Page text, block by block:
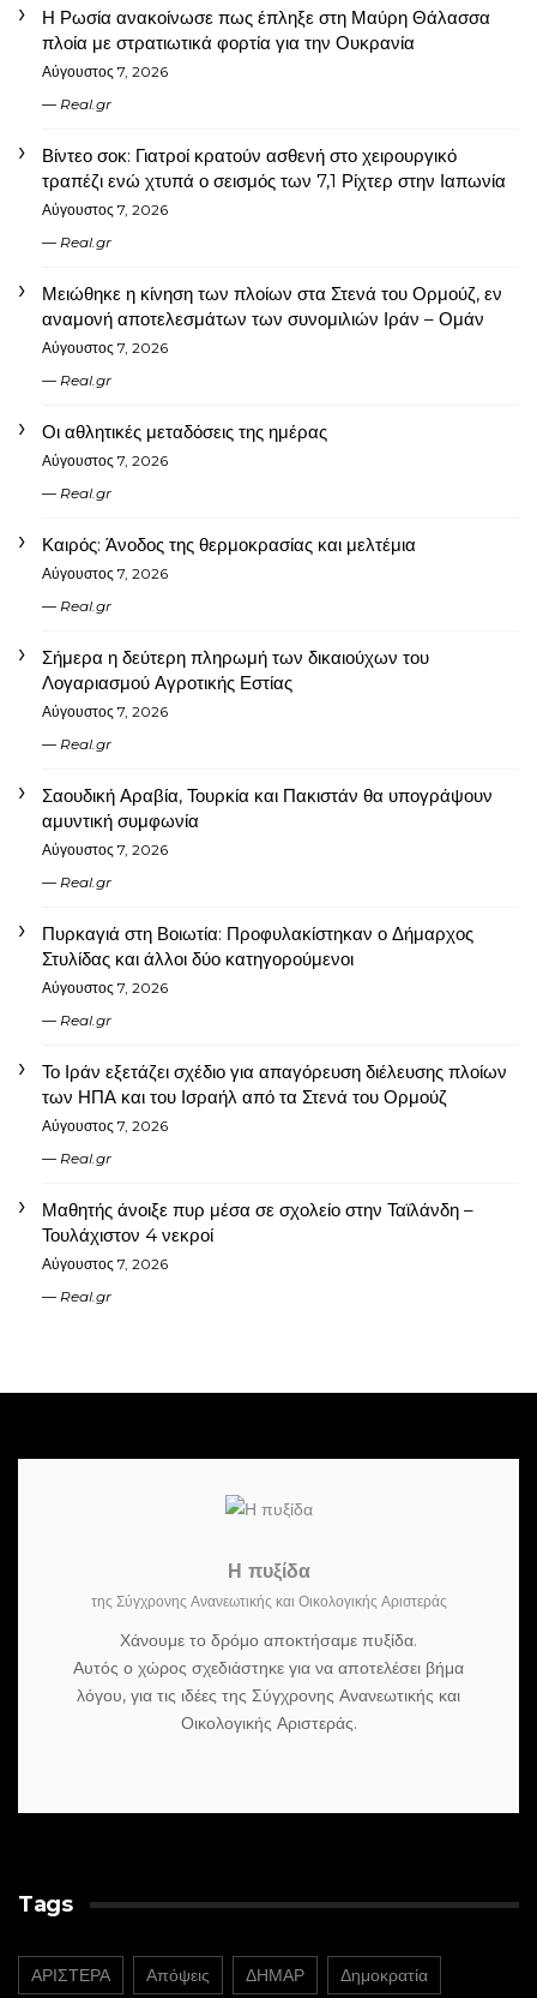
Η Ρωσία ανακοίνωσε πως έπληξε στη Μαύρη Θάλασσα
πλοία με στρατιωτικά φορτία για την Ουκρανία
Αύγουστος 7, 2026
Real.gr
Βίντεο σοκ: Γιατροί κρατούν ασθενή στο χειρουργικό
τραπέζι ενώ χτυπά ο σεισμός των 7,1 Ρίχτερ στην Ιαπωνία
Αύγουστος 7, 2026
Real.gr
Μειώθηκε η κίνηση των πλοίων στα Στενά του Ορμούζ, εν
αναμονή αποτελεσμάτων των συνομιλιών Ιράν – Ομάν
Αύγουστος 7, 2026
Real.gr
Οι αθλητικές μεταδόσεις της ημέρας
Αύγουστος 7, 2026
Real.gr
Καιρός: Άνοδος της θερμοκρασίας και μελτέμια
Αύγουστος 7, 2026
Real.gr
Σήμερα η δεύτερη πληρωμή των δικαιούχων του
Λογαριασμού Αγροτικής Εστίας
Αύγουστος 7, 2026
Real.gr
Σαουδική Αραβία, Τουρκία και Πακιστάν θα υπογράψουν
αμυντική συμφωνία
Αύγουστος 7, 2026
Real.gr
Πυρκαγιά στη Βοιωτία: Προφυλακίστηκαν ο Δήμαρχος
Στυλίδας και άλλοι δύο κατηγορούμενοι
Αύγουστος 7, 2026
Real.gr
Το Ιράν εξετάζει σχέδιο για απαγόρευση διέλευσης πλοίων
των ΗΠΑ και του Ισραήλ από τα Στενά του Ορμούζ
Αύγουστος 7, 2026
Real.gr
Μαθητής άνοιξε πυρ μέσα σε σχολείο στην Ταϊλάνδη –
Τουλάχιστον 4 νεκροί
Αύγουστος 7, 2026
Real.gr
Η πυξίδα
της Σύγχρονης Ανανεωτικής και Οικολογικής Αριστεράς
Χάνουμε το δρόμο αποκτήσαμε πυξίδα.
Αυτός ο χώρος σχεδιάστηκε για να αποτελέσει βήμα
λόγου, για τις ιδέες της Σύγχρονης Ανανεωτικής και
Οικολογικής Αριστεράς.
Tags
ΑΡΙΣΤΕΡΑ Απόψεις ΔΗΜΑΡ Δημοκρατία